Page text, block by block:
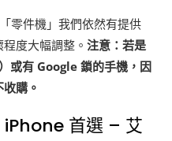
零件機」我們依然有提供
度大幅調整。 注意：若是
或有 Google 鎖的手機，因
購。
iPhone 首選 – 艾